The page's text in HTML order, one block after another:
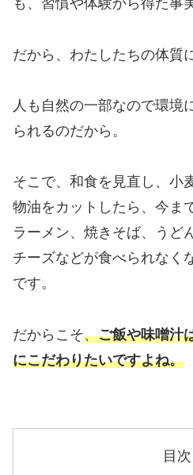
も、習慣や体験から得た事
だから、わたしたちの体質
人も自然の一部なので環境
られるのだから。
そこで、和食を見直し、小
物油をカットしたら、今ま
ラーメン、焼きそば、うど
チーズなどが食べられなく
です。
だからこそ、ご飯や味噌汁
にこだわりたいですよね。
目次